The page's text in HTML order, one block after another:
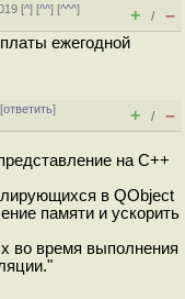
[^] [^^] [^^^]
+ / –
ежегодной
ответить]
+ / –
на C++
в QObject
памяти и ускорить
во время выполнения